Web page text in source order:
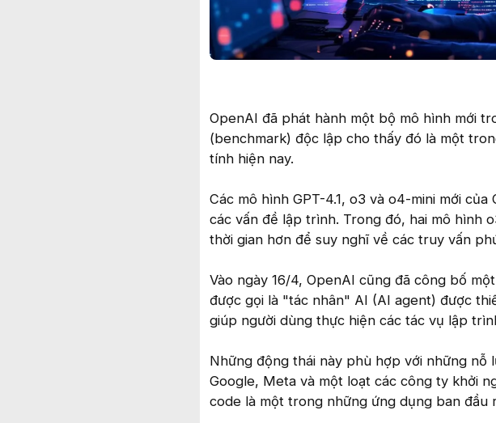
OpenAI đã phát hành một bộ mô hình mới
(benchmark) độc lập cho thấy đó là một
tính hiện nay.
Các mô hình GPT-4.1, o3 và o4-mini mới
các vấn đề lập trình. Trong đó, hai mô hình
thời gian hơn để suy nghĩ về các truy vấn
Vào ngày 16/4, OpenAI cũng đã công bố
được gọi là "tác nhân" AI (AI agent) được
giúp người dùng thực hiện các tác vụ lập
Những động thái này phù hợp với những nỗ
Google, Meta và một loạt các công ty khởi
code là một trong những ứng dụng ban